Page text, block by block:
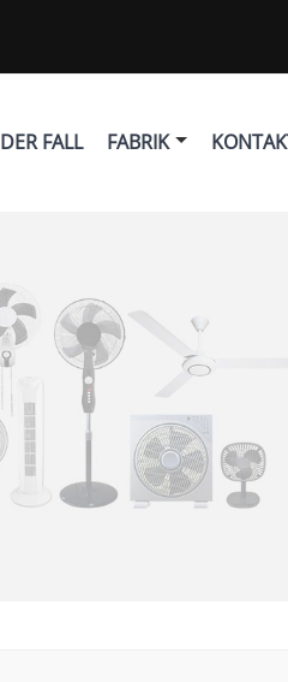
DER FALL FABRIK